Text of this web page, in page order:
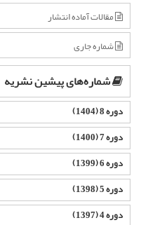
مقالات آماده انتشار
شماره جاری
شماره‌های پیشین نشریه
دوره 8 (1404)
دوره 7 (1400)
دوره 6 (1399)
دوره 5 (1398)
دوره 4 (1397)